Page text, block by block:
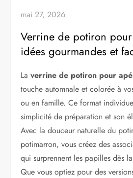
mai 27, 2026
Verrine de potiron
idées gourmandes et
Laverrine de potiron pour
touche automnale et colorée à
ou en famille. Ce format
simplicité de préparation et son
Avec la douceur naturelle du
potimarron, vous créez des
qui surprennent les papilles dès
Que vous optiez pour des